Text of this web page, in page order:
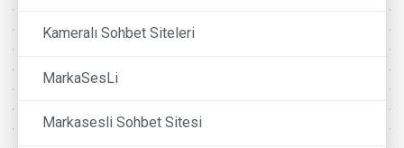
Kameralı Sohbet Siteleri
MarkaSesLi
Markasesli Sohbet Sitesi